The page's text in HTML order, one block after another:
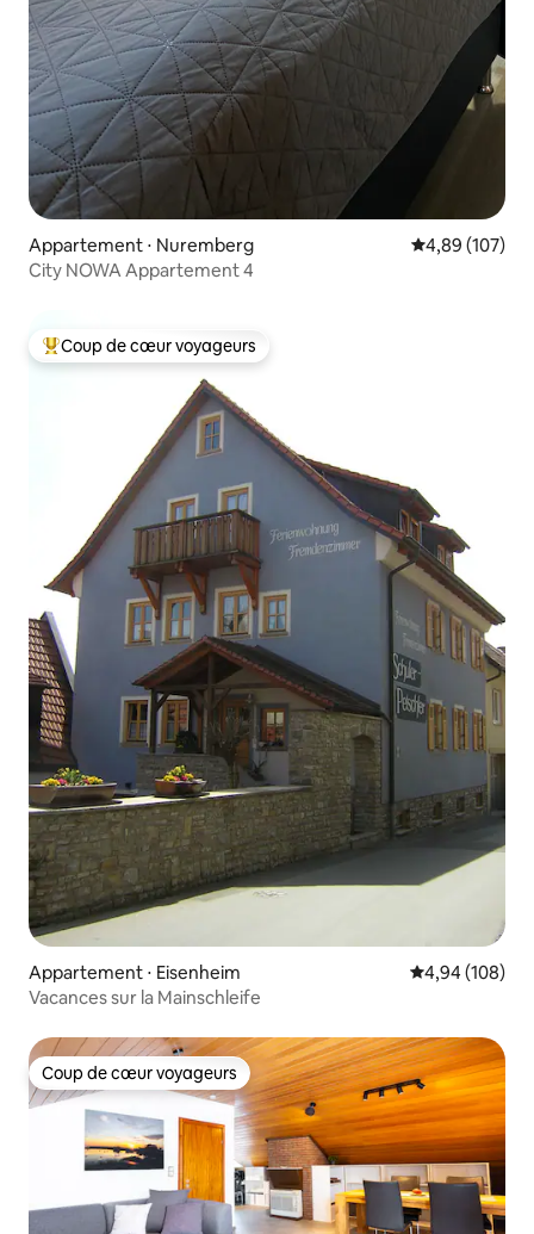
Appartement ⋅ Nuremberg Évaluation
4,89 (107)
City NOWA Appartement 4
Coups de cœur voyageurs les plus appréciés
Coup de cœur voyageurs
Appartement ⋅ Eisenheim Évaluation
4,94 (108)
Vacances sur la Mainschleife
Coup de cœur voyageurs
Coup de cœur voyageurs